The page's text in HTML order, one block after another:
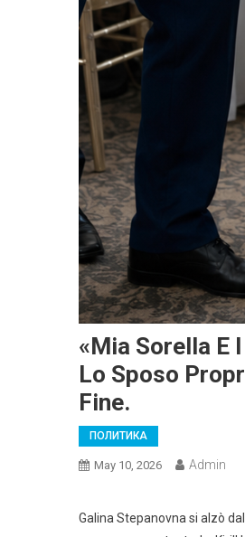
«Mia Sorella E
Lo Sposo
Fine.
ПОЛИТИКА
May 10, 2026 Admin
Galina Stepanovna si alzò